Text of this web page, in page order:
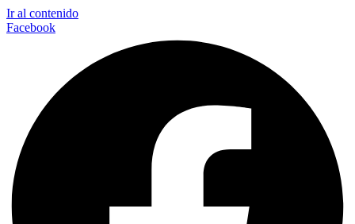
Ir al contenido
Facebook